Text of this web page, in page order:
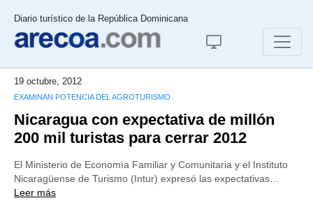
Diario turístico de la República Dominicana
19 octubre, 2012
EXAMINAN POTENCIA DEL AGROTURISMO
Nicaragua con expectativa de millón
200 mil turistas para cerrar 2012
El Ministerio de Economía Familiar y Comunitaria y el Instituto
Nicaragüense de Turismo (Intur) expresó las expectativas…
Leer más